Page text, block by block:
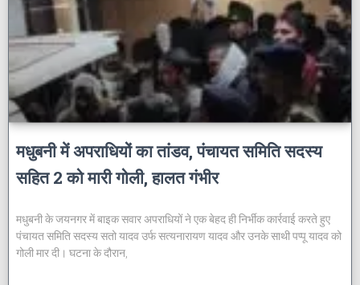
मधुबनी में अपराधियों का तांडव, पंचायत समिति सदस्य
सहित 2 को मारी गोली, हालत गंभीर
मधुबनी के जयनगर में बाइक सवार अपराधियों ने एक बेहद ही निर्भीक कार्रवाई करते हुए
पंचायत समिति सदस्य सतो यादव उर्फ सत्यनारायण यादव और उनके साथी पप्पू यादव को
गोली मार दी। घटना के दौरान,